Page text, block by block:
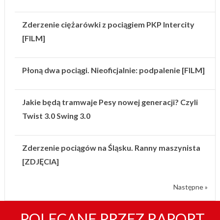
Zderzenie ciężarówki z pociągiem PKP Intercity
[FILM]
Płoną dwa pociągi. Nieoficjalnie: podpalenie [FILM]
Jakie będą tramwaje Pesy nowej generacji? Czyli
Twist 3.0 Swing 3.0
Zderzenie pociągów na Śląsku. Ranny maszynista
[ZDJĘCIA]
Następne »